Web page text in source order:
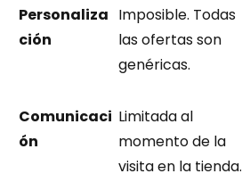
Personaliza
ción
Imposible. Todas
las ofertas son
genéricas.
Comunicaci
ón
Limitada al
momento de la
visita en la tienda.